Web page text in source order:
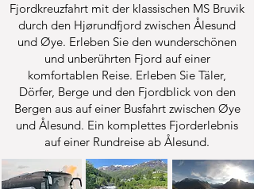
Fjordkreuzfahrt mit der klassischen MS Bruvik
durch den Hjørundfjord zwischen Ålesund
und Øye. Erleben Sie den wunderschönen
und unberührten Fjord auf einer
komfortablen Reise. Erleben Sie Täler,
Dörfer, Berge und den Fjordblick von den
Bergen aus auf einer Busfahrt zwischen Øye
und Ålesund. Ein komplettes Fjorderlebnis
auf einer Rundreise ab Ålesund.